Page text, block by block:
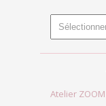
Atelier ZOOM